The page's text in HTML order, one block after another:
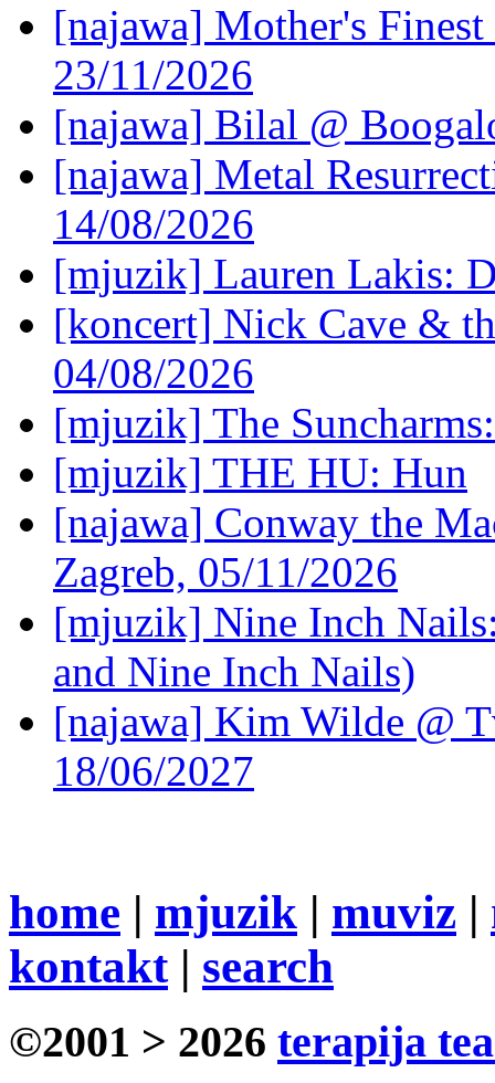
[najawa] Mother's
23/11/2026
[najawa] Bilal @
[najawa] Metal
14/08/2026
[mjuzik] Lauren Lakis:
[koncert] Nick Cave &
04/08/2026
[mjuzik] The
[mjuzik] THE HU: Hun
[najawa] Conway the
Zagreb, 05/11/2026
[mjuzik] Nine Inch
and Nine Inch Nails)
[najawa] Kim Wilde @
18/06/2027
home | mjuzik | muviz |
kontakt| search
©2001 > 2026 terapija